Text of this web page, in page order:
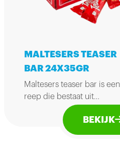
MALTESERS TEASER
BAR 24X35GR
Maltesers teaser bar is een
reep die bestaat uit
melkchocolade met een
knapperige en luchtige
BEKIJK